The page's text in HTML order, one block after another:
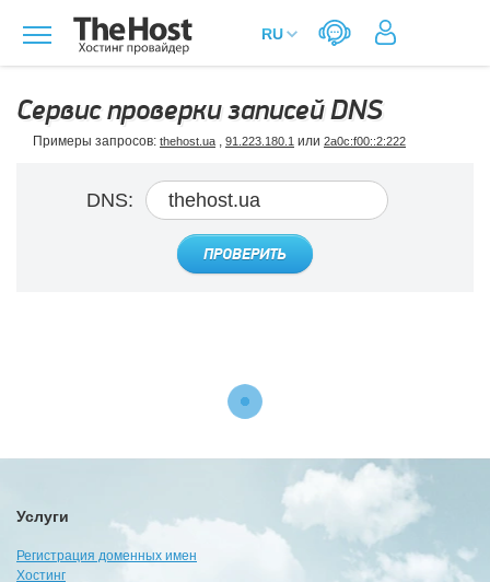
Сервис проверки записей DNS
Примеры запросов: thehost.ua , 91.223.180.1 или 2a0c:f00::2:222
DNS:
ПРОВЕРИТЬ
Услуги
Регистрация доменных имен
Хостинг